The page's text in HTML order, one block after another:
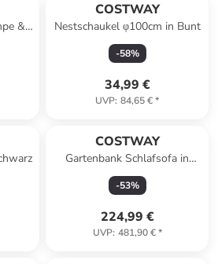
&
COSTWAY
Nestschaukel φ100cm in Bunt
-58%
34,99 €
UVP: 84,65 €*
COSTWAY
Gartenbank Schlafsofa in
Türkis
-53%
224,99 €
UVP: 481,90 €*